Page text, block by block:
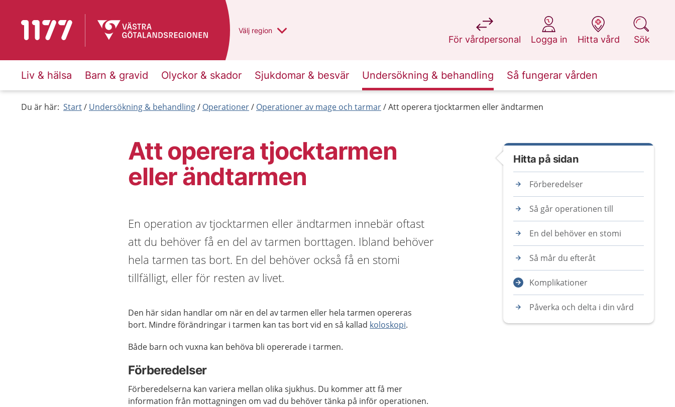
Till startsidan för 1177 Du har valt region
Välj en annan
region
För vårdpersonal
på 1177.se
Logga in
på 1177.se
Hitta vård
på 1177.se
Sök
på 1177.se
Liv & hälsa Barn & gravid Olyckor & skador Sjukdomar & besvär Undersökning & behandling Så fungerar vården
Du är här: Start Undersökning & behandling Operationer Operationer av mage och tarmar Att operera tjocktarmen eller ändtarmen
Att operera tjocktarmen
eller ändtarmen
En operation av tjocktarmen eller ändtarmen innebär oftast
att du behöver få en del av tarmen borttagen. Ibland behöver
hela tarmen tas bort. En del behöver också få en stomi
tillfälligt, eller för resten av livet.
Den här sidan handlar om när en del av tarmen eller hela tarmen opereras
bort. Mindre förändringar i tarmen kan tas bort vid en så kallad koloskopi.
Både barn och vuxna kan behöva bli opererade i tarmen.
Förberedelser
Förberedelserna kan variera mellan olika sjukhus. Du kommer att få mer
information från mottagningen om vad du behöver tänka på inför operationen.
Hitta på sidan
Förberedelser
Så går operationen till
En del behöver en stomi
Så mår du efteråt
Komplikationer
Påverka och delta i din vård